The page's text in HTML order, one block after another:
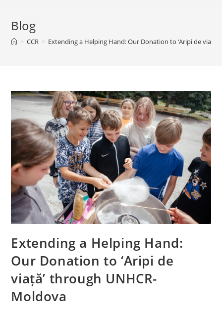
Blog
> CCR > Extending a Helping Hand: Our Donation to ‘Aripi de
Extending a Helping Hand:
Our Donation to ‘Aripi de
viață’ through UNHCR-
Moldova